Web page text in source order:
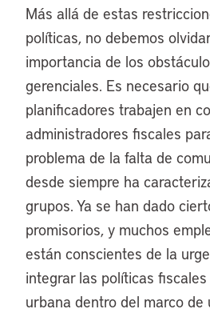
Más allá de estas
políticas, no debemos
importancia de los
gerenciales. Es necesario
planificadores trabajen en
administradores fiscales
problema de la falta de
desde siempre ha
grupos. Ya se han dado
promisorios, y muchos
están conscientes de la
integrar las políticas
urbana dentro del marco de